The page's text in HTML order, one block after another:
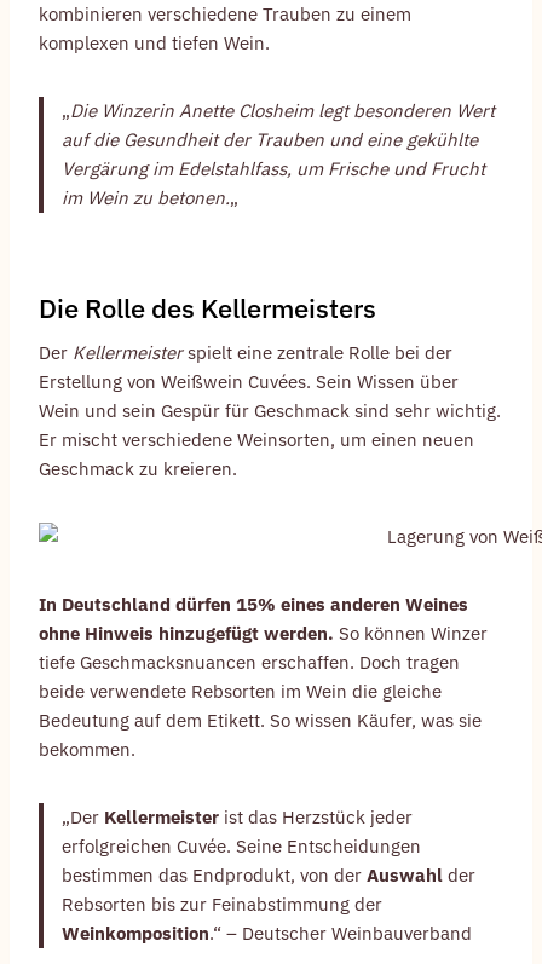
kombinieren verschiedene Trauben zu einem
komplexen und tiefen Wein.
„Die Winzerin Anette Closheim legt besonderen Wert
auf die Gesundheit der Trauben und eine gekühlte
Vergärung im Edelstahlfass, um Frische und Frucht
im Wein zu betonen.„
Die Rolle des Kellermeisters
Der Kellermeisterspielt eine zentrale Rolle bei der
Erstellung von Weißwein Cuvées. Sein Wissen über
Wein und sein Gespür für Geschmack sind sehr wichtig.
Er mischt verschiedene Weinsorten, um einen neuen
Geschmack zu kreieren.
In Deutschland dürfen 15% eines anderen Weines
ohne Hinweis hinzugefügt werden. So können Winzer
tiefe Geschmacksnuancen erschaffen. Doch tragen
beide verwendete Rebsorten im Wein die gleiche
Bedeutung auf dem Etikett. So wissen Käufer, was sie
bekommen.
„Der Kellermeister ist das Herzstück jeder
erfolgreichen Cuvée. Seine Entscheidungen
bestimmen das Endprodukt, von der Auswahl der
Rebsorten bis zur Feinabstimmung der
Weinkomposition.“ – Deutscher Weinbauverband